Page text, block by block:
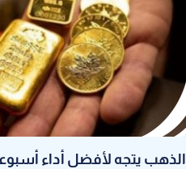
الذهب يتجه لأفضل أداء